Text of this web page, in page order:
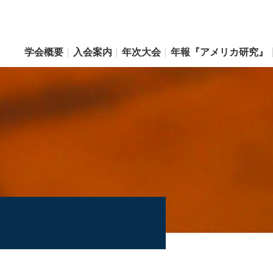
学会概要 入会案内 年次大会 年報『アメリカ研究』